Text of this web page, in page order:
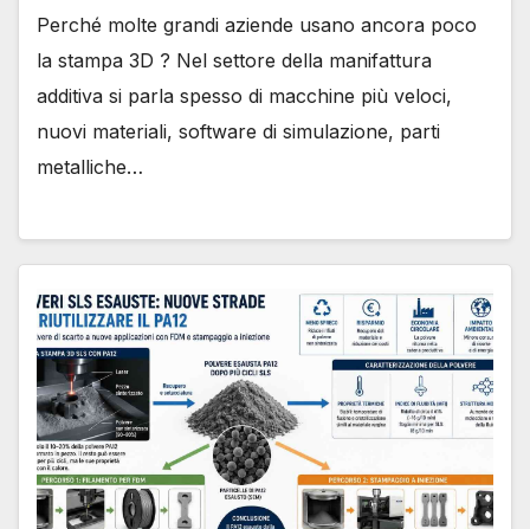
Perché molte grandi aziende usano ancora poco
la stampa 3D ? Nel settore della manifattura
additiva si parla spesso di macchine più veloci,
nuovi materiali, software di simulazione, parti
metalliche…